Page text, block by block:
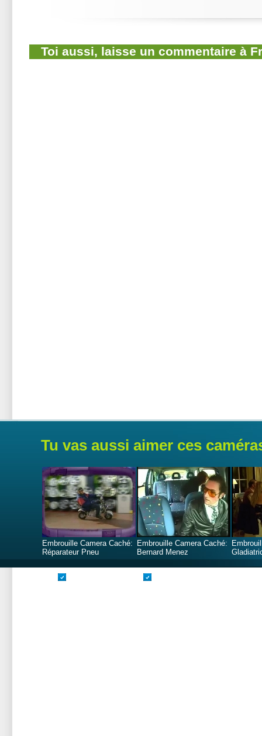
Toi aussi, laisse un commentaire à
Tu vas aussi aimer ces
Embrouille Camera Caché:
Réparateur Pneu
Embrouille Camera Caché:
Bernard Menez